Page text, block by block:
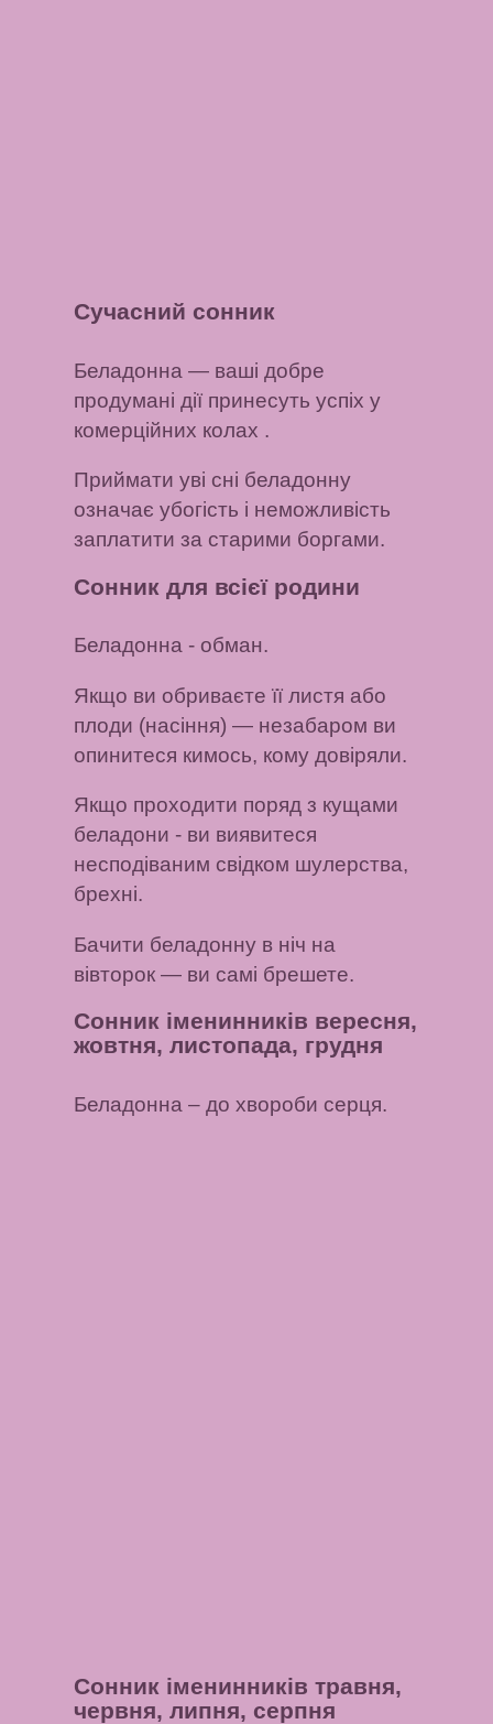
Сучасний сонник
Беладонна — ваші добре
продумані дії принесуть успіх у
комерційних колах .
Приймати уві сні беладонну
означає убогість і неможливість
заплатити за старими боргами.
Сонник для всієї родини
Беладонна - обман.
Якщо ви обриваєте її листя або
плоди (насіння) — незабаром ви
опинитеся кимось, кому довіряли.
Якщо проходити поряд з кущами
беладони - ви виявитеся
несподіваним свідком шулерства,
брехні.
Бачити беладонну в ніч на
вівторок — ви самі брешете.
Сонник іменинників вересня,
жовтня, листопада, грудня
Беладонна – до хвороби серця.
Сонник іменинників травня,
червня, липня, серпня